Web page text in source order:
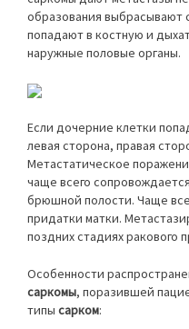
образования выбрасывают
попадают в костную и
наружные половые органы.
Если дочерние клетки
левая сторона, правая
Метастатическое
чаще всего
брюшной полости. Чаще
придатки матки.
поздних стадиях ракового
Особенности
саркомы, поразившей
типы сарком: